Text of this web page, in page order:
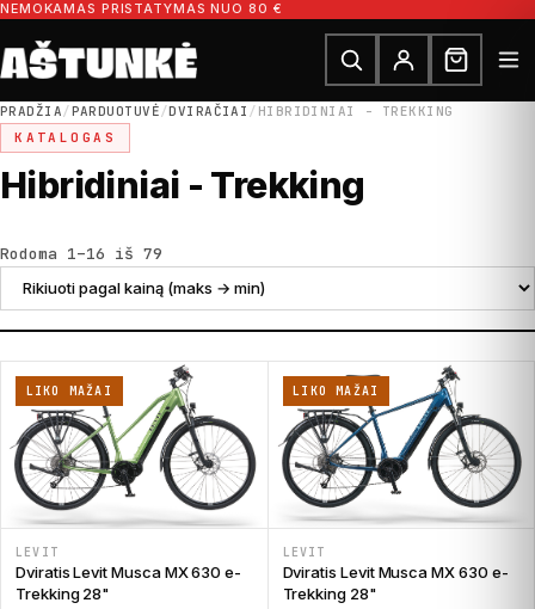
Pereiti prie turinio
NEMOKAMAS PRISTATYMAS NUO 80 €
Ieškoti dalių
Ieškoti
PRADŽIA/PARDUOTUVĖ/DVIRAČIAI / HIBRIDINIAI - TREKKING
KATALOGAS
Hibridiniai - Trekking
Rodoma 1–16 iš 79
LIKO MAŽAI
LEVIT
Dviratis Levit Musca MX 630 e-
Trekking 28"
LIKO MAŽAI
LEVIT
Dviratis Levit Musca MX 630 e-
Trekking 28"